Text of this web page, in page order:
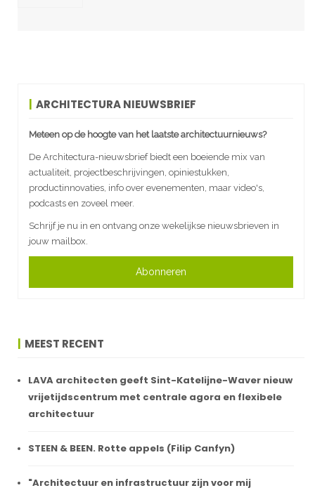
ARCHITECTURA NIEUWSBRIEF
Meteen op de hoogte van het laatste architectuurnieuws?
De Architectura-nieuwsbrief biedt een boeiende mix van
actualiteit, projectbeschrijvingen, opiniestukken,
productinnovaties, info over evenementen, maar video's,
podcasts en zoveel meer.
Schrijf je nu in en ontvang onze wekelijkse nieuwsbrieven in
jouw mailbox.
Abonneren
MEEST RECENT
LAVA architecten geeft Sint-Katelijne-Waver nieuw
vrijetijdscentrum met centrale agora en flexibele
architectuur
STEEN & BEEN. Rotte appels (Filip Canfyn)
"Architectuur en infrastructuur zijn voor mij